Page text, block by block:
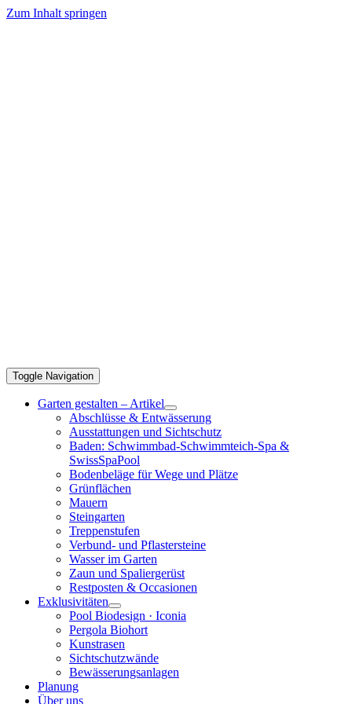
Zum Inhalt springen
Toggle Navigation
Garten gestalten – Artikel
Abschlüsse & Entwässerung
Ausstattungen und Sichtschutz
Baden: Schwimmbad-Schwimmteich-Spa &
SwissSpaPool
Bodenbeläge für Wege und Plätze
Grünflächen
Mauern
Steingarten
Treppenstufen
Verbund- und Pflastersteine
Wasser im Garten
Zaun und Spaliergerüst
Restposten & Occasionen
Exklusivitäten
Pool Biodesign · Iconia
Pergola Biohort
Kunstrasen
Sichtschutzwände
Bewässerungsanlagen
Planung
Über uns